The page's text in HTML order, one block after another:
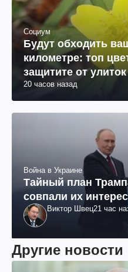
Социум
Будут обходить
километре: топ
защитите от улиток
20 часов назад
Война в Украине
Тайный план
совпали их
Виктор Швец21 час
Другие новости